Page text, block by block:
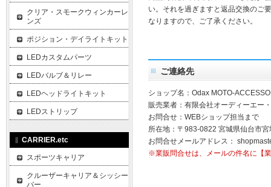
い。それを過ぎますと返品交換のご
なりますので、ご了承ください。
ご連絡先
ショップ名：Odax MOTO-
販売業者：有限会社オーディーエー
お問合せ：WEBショップ担当まで
所在地：〒983-0822 宮城県仙台市
お問合せメールアドレス：
※業販問合せは、メールの件名に【
クリア・スモークウィンカーレ
ンズ
ポジション・デイライトキット
LEDカスタムパーツ
LEDバルブ＆リレー
LEDヘッドライトキット
LEDストリップ
CARRIER.etc
スポーツキャリア
クルーザーキャリア＆シッシー
バー